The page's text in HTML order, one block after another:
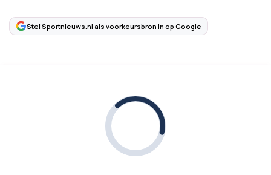
Stel Sportnieuws.nl als voorkeursbron in op Google